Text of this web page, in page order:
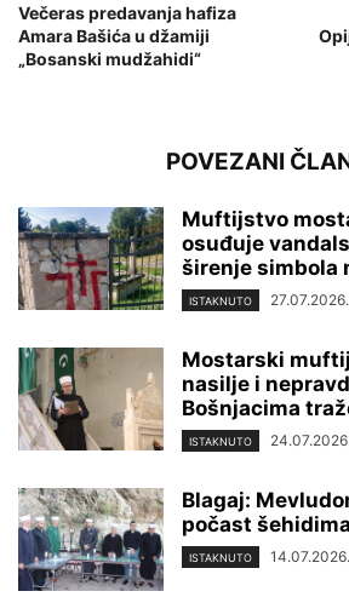
Večeras predavanja hafiza
Amara Bašića u džamiji
„Bosanski mudžahidi“
POVEZANI
Muftijstvo
osuđuje
širenje simbola
ISTAKNUTO 27.07.2026.
Mostarski
nasilje i
Bošnjacima
ISTAKNUTO 24.07.2026.
Blagaj:
počast šehidima
ISTAKNUTO 14.07.2026.